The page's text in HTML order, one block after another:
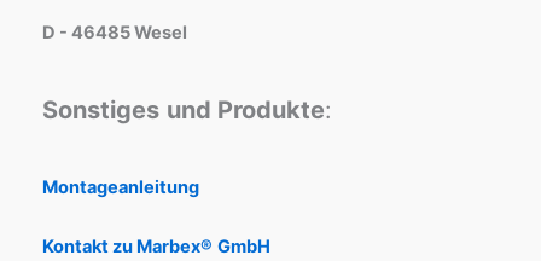
D - 46485 Wesel
Sonstiges und Produkte:
Montageanleitung
Kontakt zu Marbex® GmbH